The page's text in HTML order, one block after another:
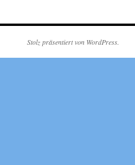
Stolz präsentiert von WordPress.